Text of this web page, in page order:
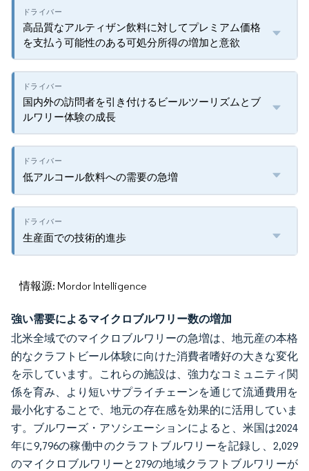
高品質なアルティザン飲料に対してプレミアム価格
を支払う可能性のある可処分所得の増加と意欲
国内外の訪問者を引き付けるビールツーリズムとブ
ルワリー体験の成長
低アルコール飲料への需要の急増
生産面での技術的進歩
情報源: Mordor Intelligence
強い需要によるマイクロブルワリー数の増加
北米全域でのマイクロブルワリーの急増は、地元産の本格
的なクラフトビール体験に向けた消費者嗜好の大きな変化
を示しています。これらの施設は、強力なコミュニティ関
係を育み、より短いサプライチェーンを通じて流通費用を
最小化することで、地元の存在感を効果的に活用していま
す。ブルワーズ・アソシエーションによると、米国は2024
年に9,796の稼働中のクラフトブルワリーを記録し、2,029
のマイクロブルワリーと279の地域クラフトブルワリーが